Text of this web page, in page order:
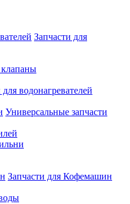
Запчасти для
водонагревателей
Универсальные запчасти
Запчасти для Кофемашин